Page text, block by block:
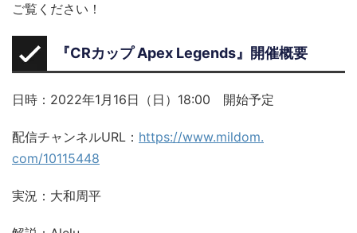
ご覧ください！
『CRカップ Apex Legends』開催概要
日時：2022年1月16日（日）18:00 開始予定
配信チャンネルURL： https://www.mildom.
com/10115448
実況：大和周平